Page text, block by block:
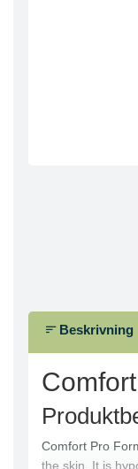
Beskrivning
Comfort Pro
the skin. It is